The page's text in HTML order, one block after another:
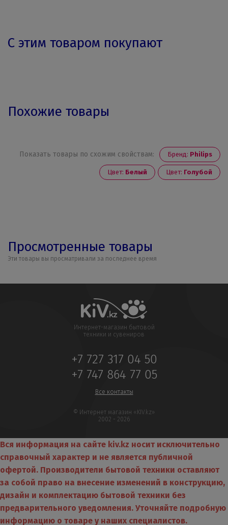
С этим товаром покупают
Похожие товары
Показать товары по схожим свойствам: Бренд: Philips
Цвет: Белый Цвет: Голубой
Просмотренные товары
Эти товары вы просматривали за последнее время
Интернет-магазин бытовой
техники и сувениров
+7 727 317 04 50
+7 747 864 77 05
Все контакты
© Интернет магазин «KIV.kz»
2002 - 2026
Вся информация на сайте kiv.kz носит исключительно
справочный характер и не является публичной
офертой. Производители бытовой техники оставляют
за собой право на внесение изменений в конструкцию,
дизайн и комплектацию бытовой техники без
предварительного уведомления. Уточняйте подробную
информацию о товаре у наших специалистов.